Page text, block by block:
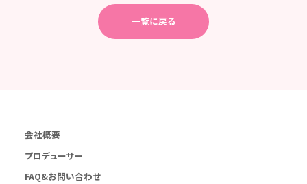
一覧に戻る
会社概要
プロデューサー
FAQ&お問い合わせ